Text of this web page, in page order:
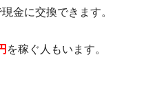
現金に交換できます。
を稼ぐ人もいます。